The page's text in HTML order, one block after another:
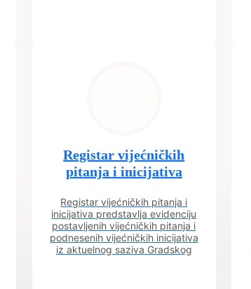
Registar vijećničkih
pitanja i inicijativa
Registar vijećničkih pitanja i
inicijativa predstavlja evidenciju
postavljenih vijećničkih pitanja i
podnesenih vijećničkih inicijativa
iz aktuelnog saziva Gradskog